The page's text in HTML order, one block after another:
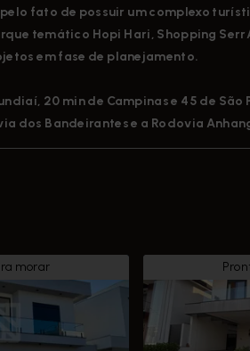
fato de possuir umcomplexo
temático Hopi Hari, Shopping
em fase de planejamento.
20 min de Campinas e 45 de São
dos Bandeirantes e a Rodovia
morar